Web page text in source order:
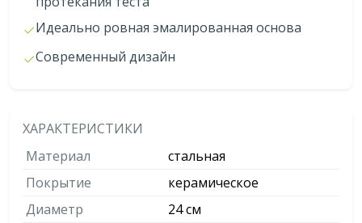
Идеально ровная эмалированная основа
Современный дизайн
ХАРАКТЕРИСТИКИ
Материал
стальная
Покрытие
керамическое
Диаметр
24 см